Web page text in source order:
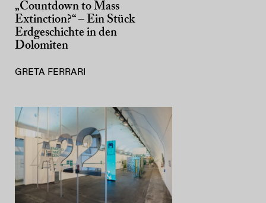
„Countdown to Mass
Extinction?“ – Ein Stück
Erdgeschichte in den
Dolomiten
GRETA FERRARI